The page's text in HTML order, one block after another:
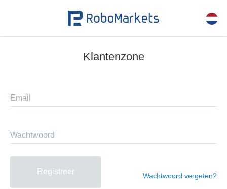
Klantenzone
Email
Wachtwoord
Registreer
Wachtwoord vergeten?